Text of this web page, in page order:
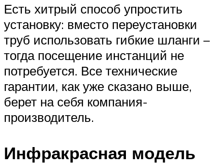
Есть хитрый способ упростить
установку: вместо переустановки
труб использовать гибкие шланги –
тогда посещение инстанций не
потребуется. Все технические
гарантии, как уже сказано выше,
берет на себя компания-
производитель.
Инфракрасная модель